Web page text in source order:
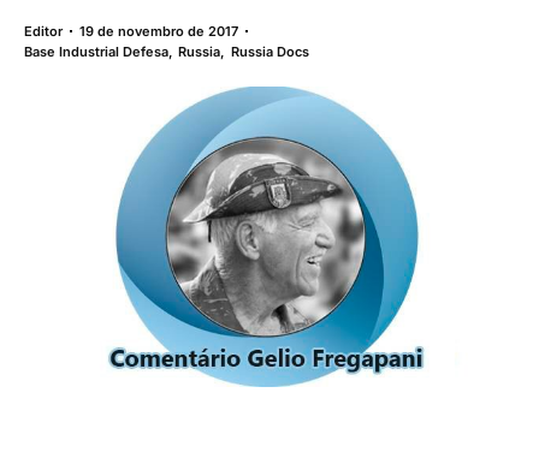
Editor
19 de novembro de 2017
Base Industrial Defesa,Russia, Russia Docs